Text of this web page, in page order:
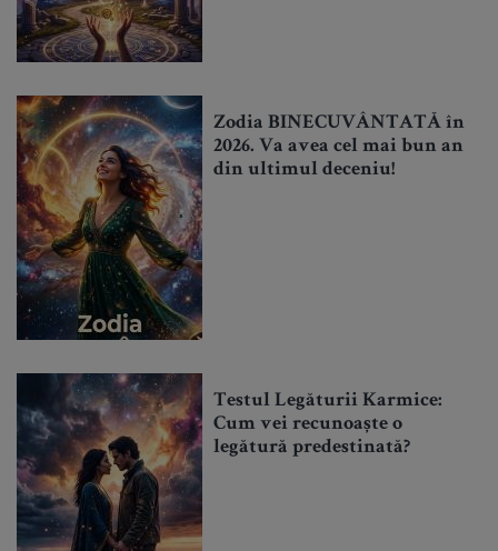
Zodia BINECUVÂNTATĂ în
2026. Va avea cel mai bun an
din ultimul deceniu!
Testul Legăturii Karmice:
Cum vei recunoaște o
legătură predestinată?